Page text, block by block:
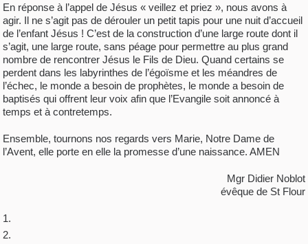
En réponse à l’appel de Jésus « veillez et priez », nous avons à
agir. Il ne s’agit pas de dérouler un petit tapis pour une nuit d’accueil
de l’enfant Jésus ! C’est de la construction d’une large route dont il
s’agit, une large route, sans péage pour permettre au plus grand
nombre de rencontrer Jésus le Fils de Dieu. Quand certains se
perdent dans les labyrinthes de l’égoïsme et les méandres de
l’échec, le monde a besoin de prophètes, le monde a besoin de
baptisés qui offrent leur voix afin que l’Evangile soit annoncé à
temps et à contretemps.
Ensemble, tournons nos regards vers Marie, Notre Dame de
l’Avent, elle porte en elle la promesse d’une naissance. AMEN
Mgr Didier Noblot
évêque de St Flour